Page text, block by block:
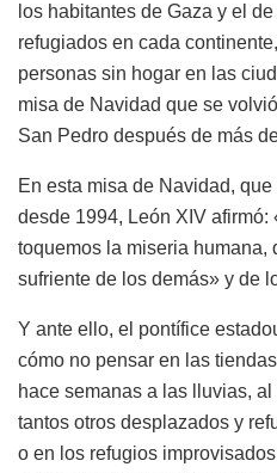
los habitantes de Gaza y el
refugiados en cada
personas sin hogar en las
misa de Navidad que se
San Pedro después de más
En esta misa de Navidad,
desde 1994, León XIV afirmó:
toquemos la miseria humana,
sufriente de los demás» y de
Y ante ello, el pontífice
cómo no pensar en las
hace semanas a las lluvias,
tantos otros desplazados y
o en los refugios